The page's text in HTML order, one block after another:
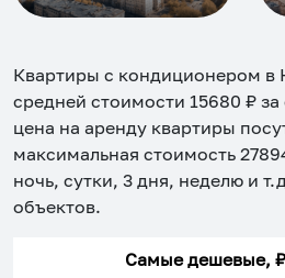
Квартиры с кондиционером в
средней стоимости 15680 ₽
цена на аренду квартиры
максимальная стоимость
ночь, сутки, 3 дня, неделю и
объектов.
Самые дешевые, ₽